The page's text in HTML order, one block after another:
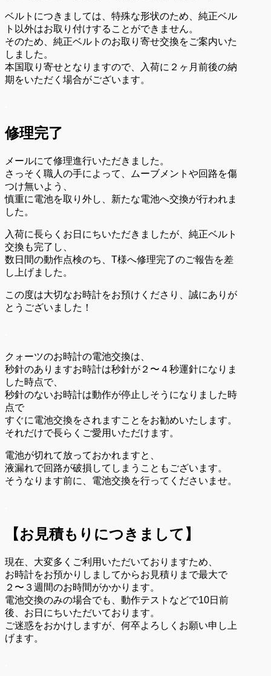
ベルトにつきましては、特殊な形状のため、純正ベル
ト以外はお取り付けすることができません。
そのため、純正ベルトのお取り寄せ交換をご案内いた
しました。
本国取り寄せとなりますので、入荷に２ヶ月前後の納
期をいただく場合がございます。
修理完了
メールにて修理進行いただきました。
さっそく職人の手によって、ムーブメントや回路を傷
つけ無いよう、
慎重に電池を取り外し、新たな電池へ交換が行われま
した。
入荷に長らくお日にちいただきましたが、純正ベルト
交換も完了し、
数日間の動作点検のち、T様へ修理完了のご報告を差
し上げました。
この度は大切なお時計をお預けくださり、誠にありが
とうございました！
クォーツのお時計の電池交換は、
秒針のありますお時計は秒針が２〜４秒運針になりま
した時点で、
秒針のないお時計は動作が停止しそうになりました時
点で
すぐに電池交換をされますことをお勧めいたします。
それだけで長らくご愛用いただけます。
電池が切れて放っておかれますと、
液漏れで回路が破損してしまうこともございます。
そうなります前に、電池交換を行ってくださいませ。
【お見積もりにつきまして】
現在、大変多くご利用いただいておりますため、
お時計をお預かりしましてからお見積りまで最大で
２〜３週間のお時間がかかります。
電池交換のみの場合でも、動作テストなどで10日前
後、お日にちいただいております。
ご迷惑をおかけしますが、何卒よろしくお願い申し上
げます。